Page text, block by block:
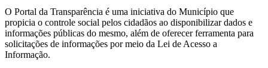
O Portal da Transparência é uma iniciativa do Município que
propicia o controle social pelos cidadãos ao disponibilizar dados e
informações públicas do mesmo, além de oferecer ferramenta para
solicitações de informações por meio da Lei de Acesso a
Informação.